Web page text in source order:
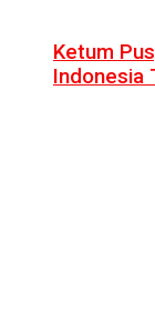
Ketum
Indonesia